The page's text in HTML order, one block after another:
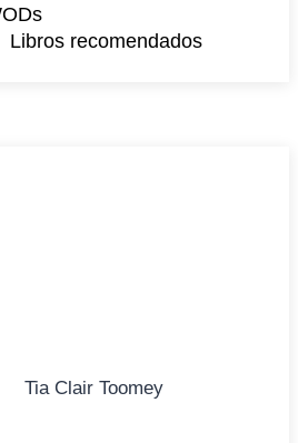
Libros recomendados
Tia Clair Toomey